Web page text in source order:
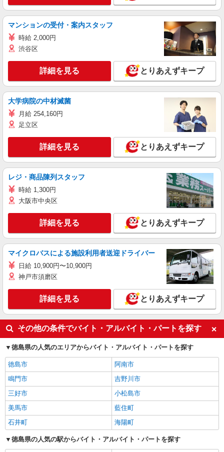
マンションの受付・案内スタッフ
時給 2,000円
渋谷区
詳細を見る とりあえずキープ
大学病院の中材滅菌
月給 254,160円
足立区
詳細を見る とりあえずキープ
レジ・商品陳列スタッフ
時給 1,300円
大阪市中央区
詳細を見る とりあえずキープ
マイクロバスによる施設利用者送迎ドライバー
日給 10,900円〜10,900円
神戸市須磨区
詳細を見る とりあえずキープ
その他の条件でバイト・アルバイト・パートを探す
徳島県の人気のエリアからバイト・アルバイト・パートを探す
徳島市
阿南市
鳴門市
吉野川市
三好市
小松島市
美馬市
藍住町
石井町
海陽町
徳島県の人気の駅からバイト・アルバイト・パートを探す